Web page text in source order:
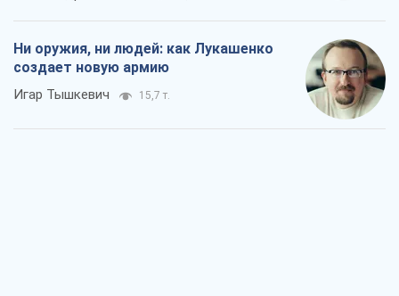
Ни оружия, ни людей: как Лукашенко
создает новую армию
Игар Тышкевич 15,7 т.